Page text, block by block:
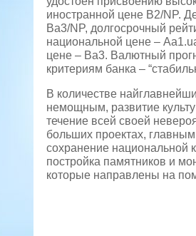
иностранной цене B2/NP.
Ba3/NP, долгосрочный
национальной цене –
цене – Ba3. Валютный
критериям банка –
В количестве
немощным, развитие
течение всей своей
больших проектах,
сохранение национальной
постройка памятников и
которые направлены на